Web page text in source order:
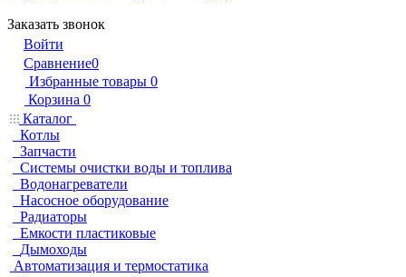
Заказать звонок
Войти
Сравнение0
Избранные товары 0
Корзина 0
Каталог
Котлы
Запчасти
Системы очистки воды и топлива
Водонагреватели
Насосное оборудование
Радиаторы
Емкости пластиковые
Дымоходы
Автоматизация и термостатика